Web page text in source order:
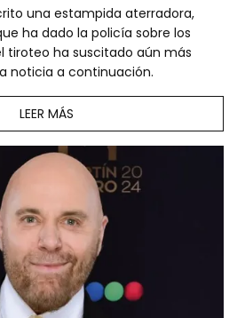
una estampida aterradora,
ha dado la policía sobre los
tiroteo ha suscitado aún más
noticia a continuación.
LEER MÁS